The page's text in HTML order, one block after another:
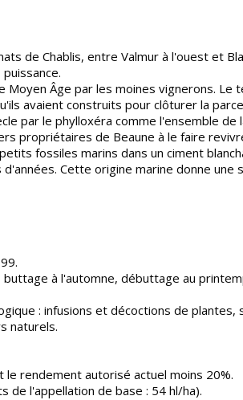
de Chablis, entre Valmur à l'ouest et
Âge par les moines vignerons. Le
avaient construits pour clôturer la
par le phylloxéra comme l'ensemble de
propriétaires de Beaune à le faire
fossiles marins dans un ciment
Cette origine marine donne une
à l'automne, débuttage au
: infusions et décoctions de plantes,
naturels.
rendement autorisé actuel moins 20%.
de l'appellation de base : 54 hl/ha).